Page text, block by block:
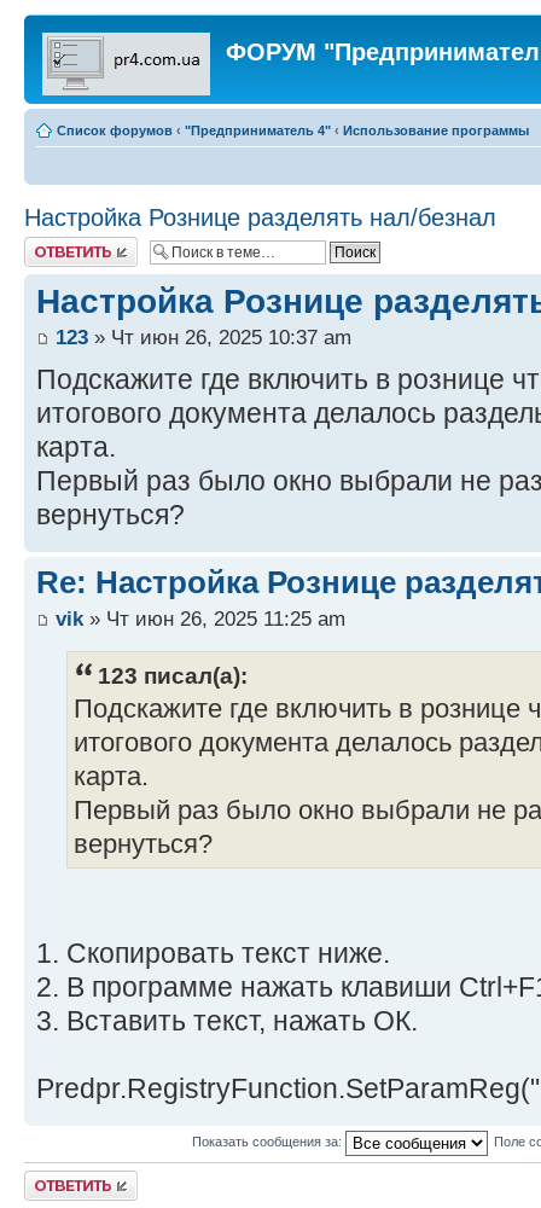
ФОРУМ
Список форумов ‹ "Предприниматель 4" ‹ Использование программы
Настройка Рознице разделять нал/безнал
Ответить
Настройка Рознице
123 » Чт июн 26, 2025 10:37 am
Подскажите где включить в рознице
итогового документа делалось
карта.
Первый раз было окно выбрали не
вернуться?
Re: Настройка Рознице
vik » Чт июн 26, 2025 11:25 am
123 писал(а):
Подскажите где включить в рознице
итогового документа делалось
карта.
Первый раз было окно выбрали не
вернуться?
1. Скопировать текст ниже.
2. В программе нажать клавиши
3. Вставить текст, нажать ОК.
Показать сообщения за: Поле
Ответить